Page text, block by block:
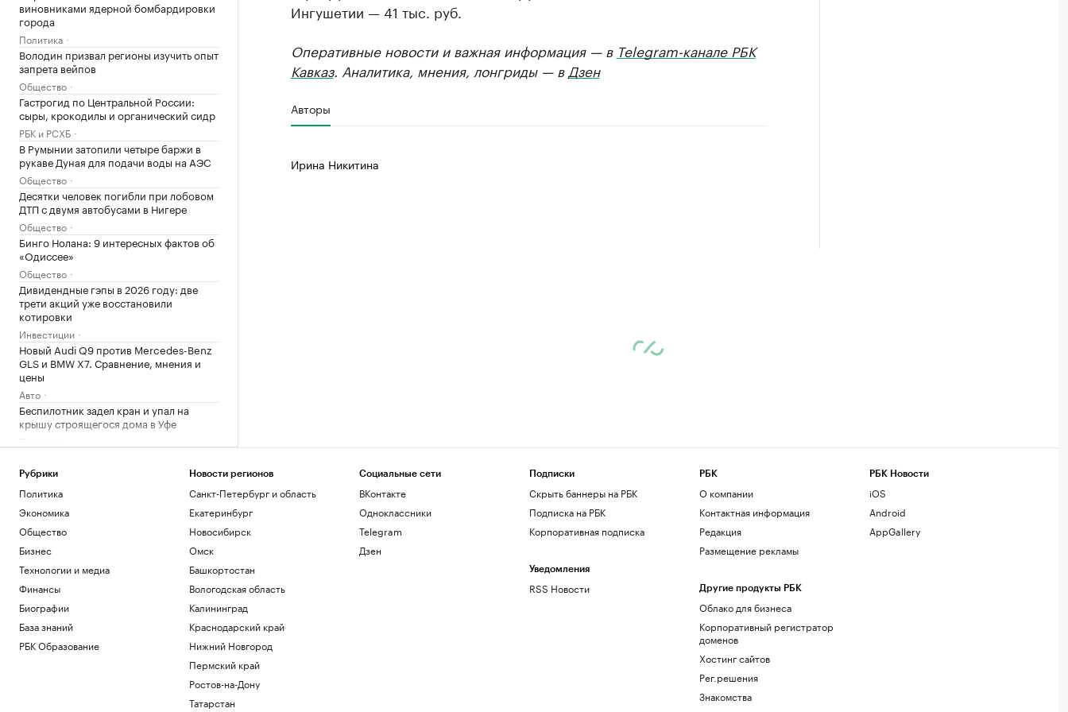
виновниками ядерной бомбардировки
города
Политика
Володин призвал регионы изучить опыт
запрета вейпов
Общество
Гастрогид по Центральной России:
сыры, крокодилы и органический сидр
РБК и РСХБ
В Румынии затопили четыре баржи в
рукаве Дуная для подачи воды на АЭС
Общество
Десятки человек погибли при лобовом
ДТП с двумя автобусами в Нигере
Общество
Бинго Нолана: 9 интересных фактов об
«Одиссее»
Общество
Дивидендные гэпы в 2026 году: две
трети акций уже восстановили
котировки
Инвестиции
Новый Audi Q9 против Mercedes-Benz
GLS и BMW X7. Сравнение, мнения и
цены
Авто
Беспилотник задел кран и упал на
крышу строящегося дома в Уфе
Lauder «закрыл кошелек» для партии
Трампа
Политика
Дептранс назвал причину сбоя в
движении трамваев на севере Москвы
Общество
Александрова обыграла первую
ракетку мира Соболенко на турнире
WTA
Спорт
Ингушетии — 41 тыс. руб.
Оперативные новости и важная информация — в Telegram-канале РБК
Кавказ. Аналитика, мнения, лонгриды — в Дзен
Авторы
Ирина Никитина
Рубрики
Политика
Экономика
Общество
Бизнес
Технологии и медиа
Финансы
Биографии
База знаний
РБК Образование
Новости регионов
Санкт-Петербург и область
Екатеринбург
Новосибирск
Омск
Башкортостан
Вологодская область
Калининград
Краснодарский край
Нижний Новгород
Пермский край
Ростов-на-Дону
Татарстан
Социальные сети
ВКонтакте
Одноклассники
Telegram
Дзен
Подписки
Скрыть баннеры на РБК
Подписка на РБК
Корпоративная подписка
Уведомления
RSS Новости
РБК
О компании
Контактная информация
Редакция
Размещение рекламы
Другие продукты РБК
Облако для бизнеса
Корпоративный регистратор
доменов
Хостинг сайтов
Рег.решения
Знакомства
РБК Новости
iOS
Android
AppGallery